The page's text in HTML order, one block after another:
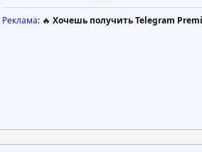
Реклама: 🔥 Хочешь получить Telegram